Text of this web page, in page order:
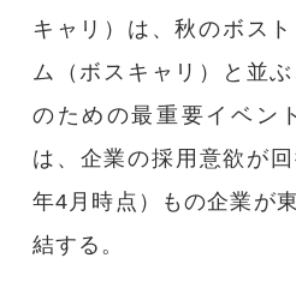
キャリ）は、秋のボス
ム（ボスキャリ）と並
のための最重要イベン
は、企業の採用意欲が
年4月時点）もの企業が
結する。